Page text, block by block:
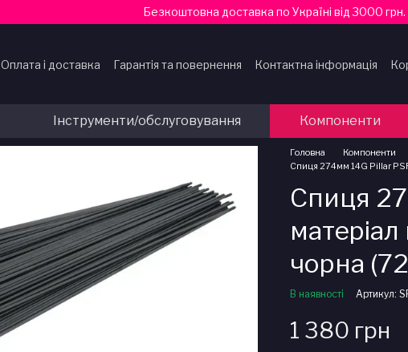
Безкоштовна доставка по Україні від 3000 грн.
Оплата і доставка Гарантія та повернення Контактна інформація
Інструменти/обслуговування Компоненти
Головна Компоненти
Спиця 274мм 14G Pillar
Спиця
чорна
В наявності Артикул:
1 380 грн